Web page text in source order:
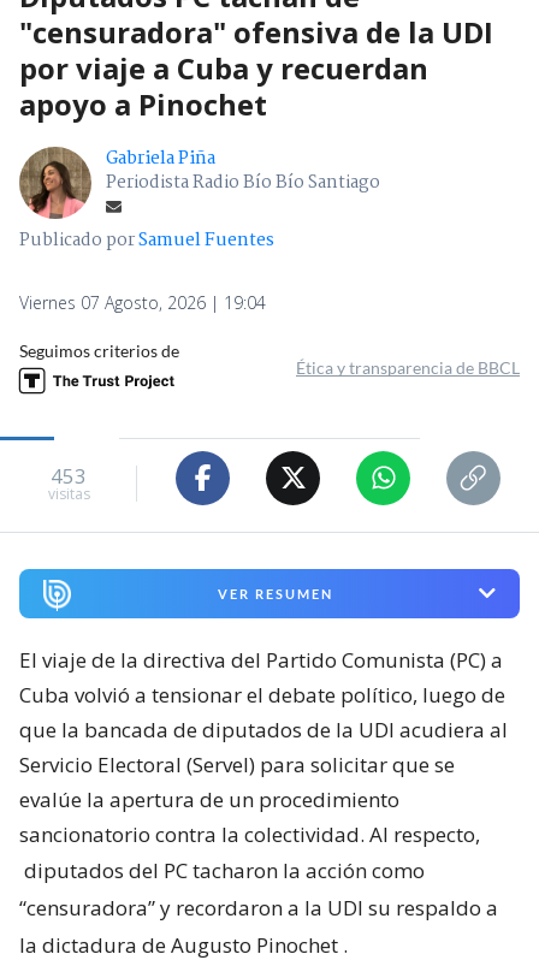
"censuradora" ofensiva de la UDI
por viaje a Cuba y recuerdan
apoyo a Pinochet
Gabriela Piña
Periodista Radio Bío Bío Santiago
Publicado porSamuel Fuentes
Viernes 07 Agosto, 2026 | 19:04
Seguimos criterios de
Ética y transparencia de BBCL
453
visitas
VER RESUMEN
El viaje de la directiva del Partido Comunista (PC) a
Cuba volvió a tensionar el debate político, luego de
que la bancada de diputados de la UDI acudiera al
Servicio Electoral (Servel) para solicitar que se
evalúe la apertura de un procedimiento
sancionatorio contra la colectividad. Al respecto,
diputados del PC tacharon la acción como
“censuradora” y recordaron a la UDI su respaldo a
la dictadura de Augusto Pinochet .